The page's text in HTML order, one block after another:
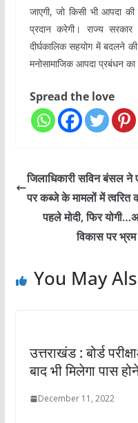
जाएगी, जो किसी भी आपदा
प्रदान करेगी। राज्य
दीर्घकालिक सहयोग में बदलने
मनोसामाजिक आपदा प्रबंधन
Spread the love
जिलाधिकारी सविन बंसल ने
पर कब्जे के मामलों में त्वरित
पहले मोदी, फिर
विकास पर
You May
उत्तराखंड : बोर्ड
बाद भी मिलेगा पास
December 11, 2022